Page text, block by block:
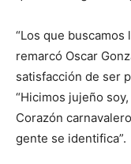
“Los que buscamos
remarcó Oscar
satisfacción de ser
“Hicimos jujeño
Corazón
gente se identifica”.